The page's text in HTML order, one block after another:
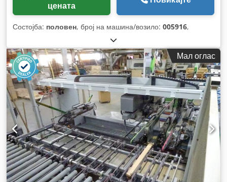
цената
Состојба: половен, број на машина/возило: 005916,
Мал оглас